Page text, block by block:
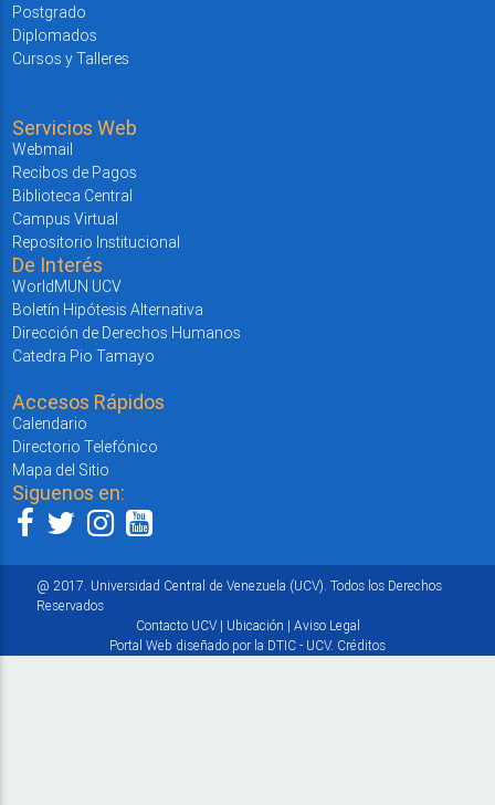
Postgrado
Diplomados
Cursos y Talleres
Servicios Web
Webmail
Recibos de Pagos
Biblioteca Central
Campus Virtual
Repositorio Institucional
De Interés
WorldMUN UCV
Boletín Hipótesis Alternativa
Dirección de Derechos Humanos
Catedra Pio Tamayo
Accesos Rápidos
Calendario
Directorio Telefónico
Mapa del Sitio
Siguenos en:
@ 2017. Universidad Central de Venezuela (UCV). Todos los Derechos
Reservados
Contacto UCV| Ubicación | Aviso Legal
Portal Web diseñado por la DTIC - UCV. Créditos